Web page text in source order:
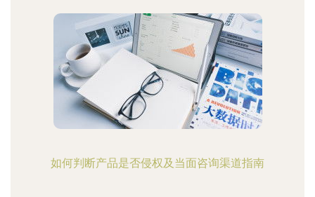
如何判断产品是否侵权及当面咨询渠道指南